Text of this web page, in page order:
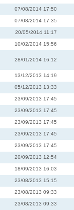
07/08/2014 17:50
07/08/2014 17:35
20/05/2014 11:17
10/02/2014 15:56
28/01/2014 16:12
13/12/2013 14:19
05/12/2013 13:33
23/09/2013 17:45
23/09/2013 17:45
23/09/2013 17:45
23/09/2013 17:45
23/09/2013 17:45
20/09/2013 12:54
18/09/2013 16:03
23/08/2013 15:15
23/08/2013 09:33
23/08/2013 09:33